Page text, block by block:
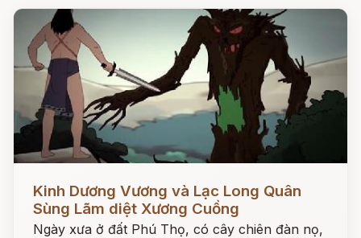
Kinh Dương Vương và Lạc Long Quân
Sùng Lãm diệt Xương Cuồng
Ngày xưa ở đất Phú Thọ, có cây chiên đàn nọ,